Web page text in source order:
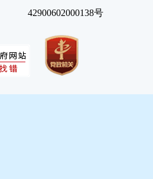
42900602000138号